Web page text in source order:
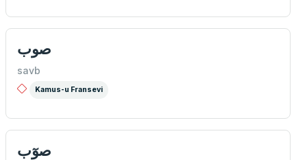
صوب
savb
Kamus-u Fransevi
صوٓب